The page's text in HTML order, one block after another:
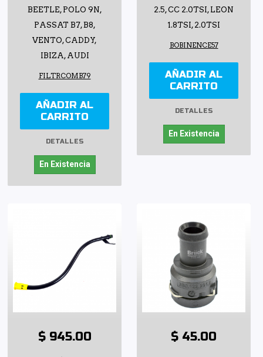
BEETLE, POLO 9N,
PASSAT B7, B8,
VENTO, CADDY,
IBIZA, AUDI
FILTRCOMB79
AÑADIR AL
CARRITO
DETALLES
En Existencia
2.5, CC 2.0TSI, LEON
1.8TSI, 2.0TSI
BOBINENCE57
AÑADIR AL
CARRITO
DETALLES
En Existencia
$ 945.00 $ 45.00